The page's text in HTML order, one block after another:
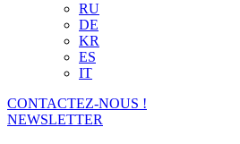
RU
DE
KR
ES
IT
CONTACTEZ-NOUS !
NEWSLETTER